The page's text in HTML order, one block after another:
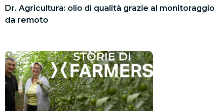
Dr. Agricultura: olio di qualità grazie al monitoraggio
da remoto